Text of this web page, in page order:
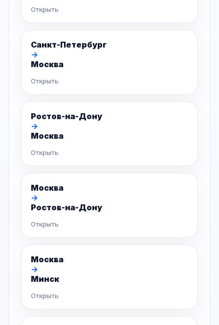
Открыть
Санкт-Петербург
→
Москва
Открыть
Ростов-на-Дону
→
Москва
Открыть
Москва
→
Ростов-на-Дону
Открыть
Москва
→
Минск
Открыть